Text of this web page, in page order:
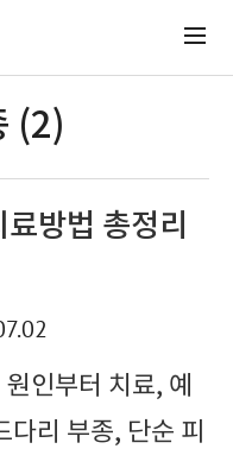
(2)
방법 총정리
인부터 치료, 예
리 부종, 단순 피